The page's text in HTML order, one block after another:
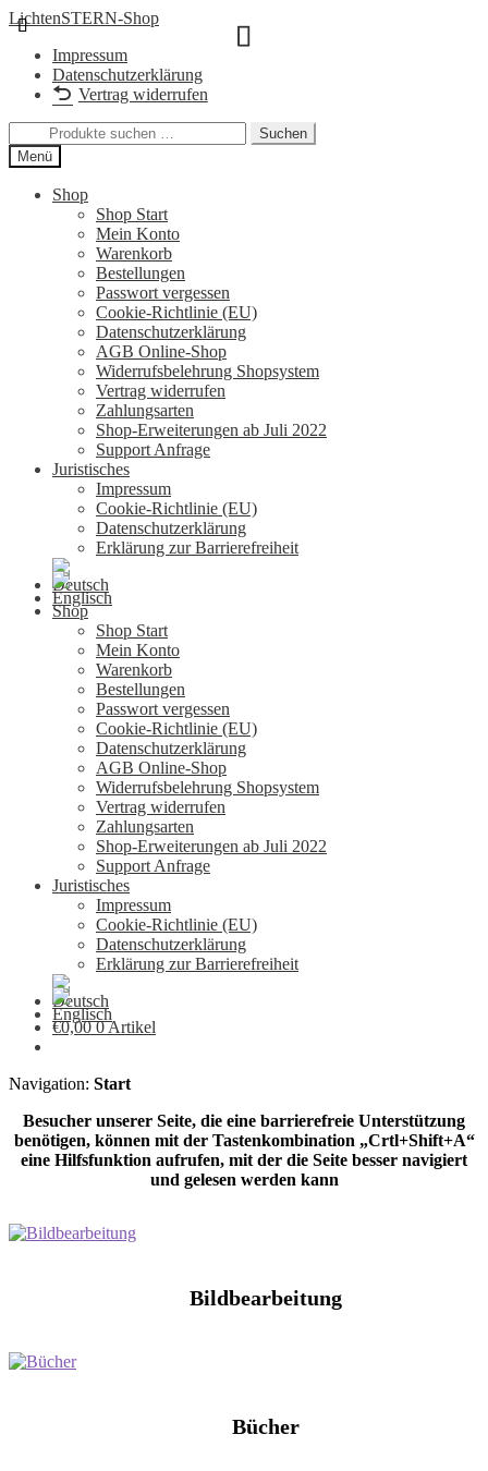
Zur
Navigation
springen
Zum
Inhalt
springen
LichtenSTERN-Shop
Impressum
Datenschutzerklärung
Vertrag widerrufen
Suchen
nach:
Suchen
Menü
Shop
Shop Start
Mein Konto
Warenkorb
Bestellungen
Passwort vergessen
Cookie-Richtlinie (EU)
Datenschutzerklärung
AGB Online-Shop
Widerrufsbelehrung Shopsystem
Vertrag widerrufen
Zahlungsarten
Shop-Erweiterungen ab Juli 2022
Support Anfrage
Juristisches
Impressum
Cookie-Richtlinie (EU)
Datenschutzerklärung
Erklärung zur Barrierefreiheit
Shop
Shop Start
Mein Konto
Warenkorb
Bestellungen
Passwort vergessen
Cookie-Richtlinie (EU)
Datenschutzerklärung
AGB Online-Shop
Widerrufsbelehrung Shopsystem
Vertrag widerrufen
Zahlungsarten
Shop-Erweiterungen ab Juli 2022
Support Anfrage
Juristisches
Impressum
Cookie-Richtlinie (EU)
Datenschutzerklärung
Erklärung zur Barrierefreiheit
€0,00 0 Artikel
Navigation: Start
Besucher unserer Seite, die eine barrierefreie Unterstützung
benötigen, können mit der Tastenkombination „Crtl+Shift+A“
eine Hilfsfunktion aufrufen, mit der die Seite besser navigiert
und gelesen werden kann
Bildbearbeitung
Bücher